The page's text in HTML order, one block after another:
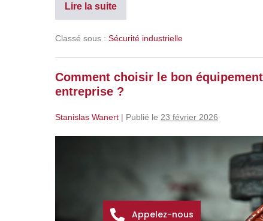
Lire la suite
Classé sous : Sécurité industrielle
Comment choisir le bon
entreprise ?
Stanislas Wanert | Publié le 23 février 2026
Appelez-nous